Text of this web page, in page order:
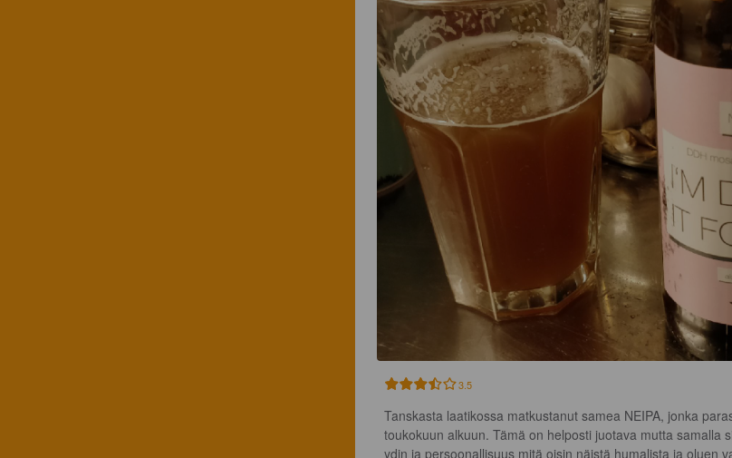
3.5
Tanskasta laatikossa matkustanut samea NEIPA, jonka
toukokuun alkuun. Tämä on helposti juotava mutta samalla
ydin ja persoonallisuus mitä oisin näistä humalista ja oluen